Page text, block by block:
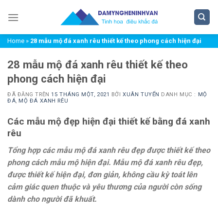
đến
dungHome » 28 mẫu mộ đá xanh rêu thiết kế theo phong cách hiện đại
28 mẫu mộ đá xanh rêu thiết kế theo
phong cách hiện đại
ĐÃ ĐĂNG TRÊN15 THÁNG MỘT, 2021 BỞIXUÂN TUYỂN DANH MỤC :
MỘ
ĐÁ, MỘ ĐÁ XANH RÊU
Các mẫu mộ đẹp hiện đại thiết kế bằng đá xanh
rêu
Tổng hợp các mẫu mộ đá xanh rêu đẹp được thiết kế theo
phong cách mẫu mộ hiện đại. Mẫu mộ đá xanh rêu đẹp,
được thiết kế hiện đại, đơn giản, không cầu kỳ toát lên
cảm giác quen thuộc và yêu thương của người còn sống
dành cho người đã khuất.